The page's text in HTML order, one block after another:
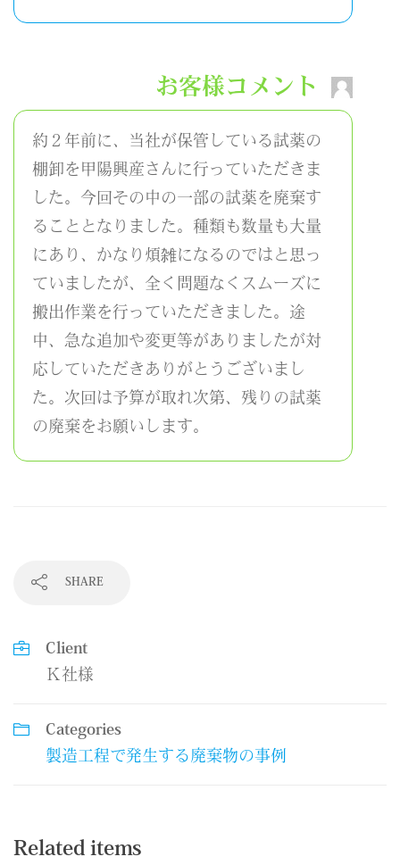
お客様コメント
約２年前に、当社が保管している試薬の
棚卸を甲陽興産さんに行っていただきま
した。今回その中の一部の試薬を廃棄す
ることとなりました。種類も数量も大量
にあり、かなり煩雑になるのではと思っ
ていましたが、全く問題なくスムーズに
搬出作業を行っていただきました。途
中、急な追加や変更等がありましたが対
応していただきありがとうございまし
た。次回は予算が取れ次第、残りの試薬
の廃棄をお願いします。
SHARE
Client
Ｋ社様
Categories
製造工程で発生する廃棄物の事例
Related items